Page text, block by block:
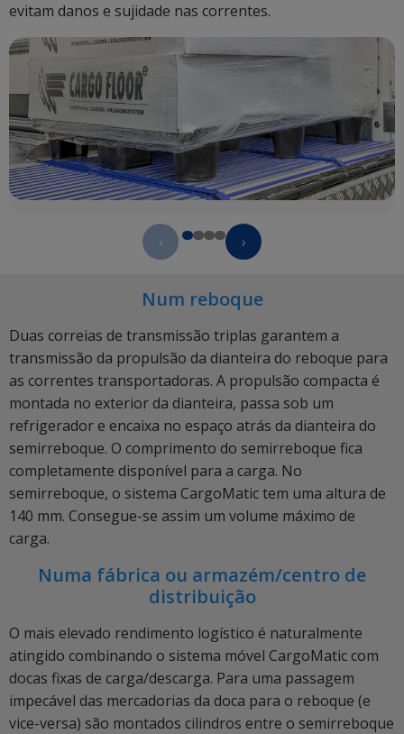
evitam danos e sujidade nas correntes.
‹ ›
Num reboque
Duas correias de transmissão triplas garantem a
transmissão da propulsão da dianteira do reboque para
as correntes transportadoras. A propulsão compacta é
montada no exterior da dianteira, passa sob um
refrigerador e encaixa no espaço atrás da dianteira do
semirreboque. O comprimento do semirreboque fica
completamente disponível para a carga. No
semirreboque, o sistema CargoMatic tem uma altura de
140 mm. Consegue-se assim um volume máximo de
carga.
Numa fábrica ou armazém/centro de
distribuição
O mais elevado rendimento logístico é naturalmente
atingido combinando o sistema móvel CargoMatic com
docas fixas de carga/descarga. Para uma passagem
impecável das mercadorias da doca para o reboque (e
vice-versa) são montados cilindros entre o semirreboque